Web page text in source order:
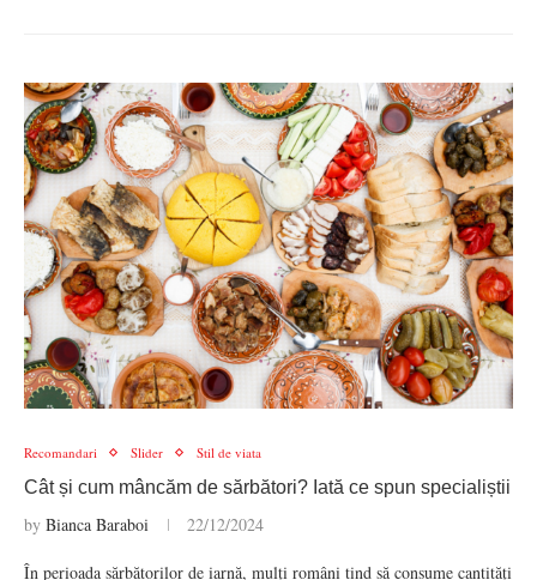
Recomandari Slider Stil de viata
Cât și cum mâncăm de sărbători? Iată ce spun specialiștii
by Bianca Baraboi 22/12/2024
În perioada sărbătorilor de iarnă, mulți români tind să consume cantități